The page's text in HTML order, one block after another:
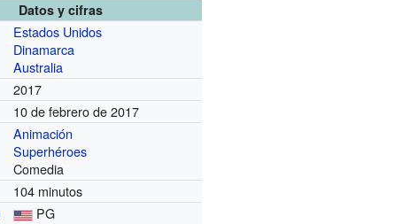
Datos y cifras
Estados Unidos
Dinamarca
Australia
2017
10 de febrero de 2017
Animación
Superhéroes
Comedia
104 minutos
PG